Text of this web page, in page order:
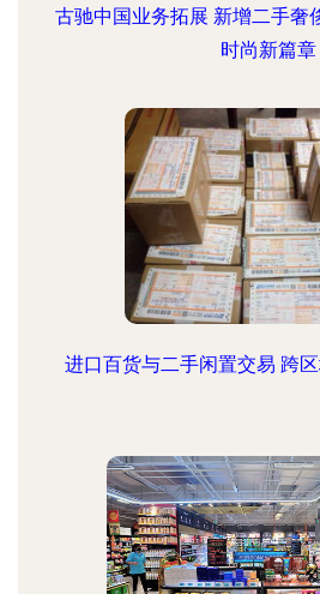
古驰中国业务拓展 新增二手奢
时尚新篇章
进口百货与二手闲置交易 跨